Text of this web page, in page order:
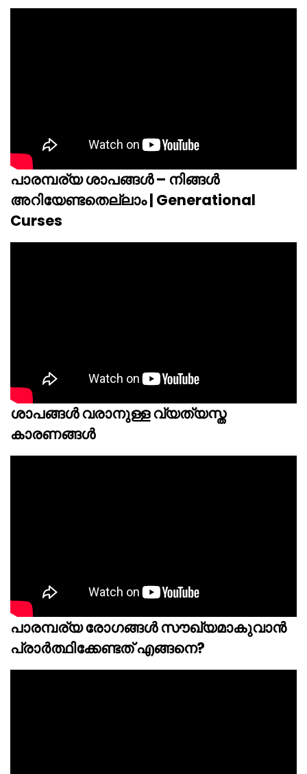
പാരമ്പര്യ ശാപങ്ങൾ – നിങ്ങൾ
അറിയേണ്ടതെല്ലാം | Generational
Curses
ശാപങ്ങൾ വരാനുള്ള വ്യത്യസ്ത
കാരണങ്ങൾ
പാരമ്പര്യ രോഗങ്ങൾ സൗഖ്യമാകുവാൻ
പ്രാർത്ഥിക്കേണ്ടത് എങ്ങനെ?